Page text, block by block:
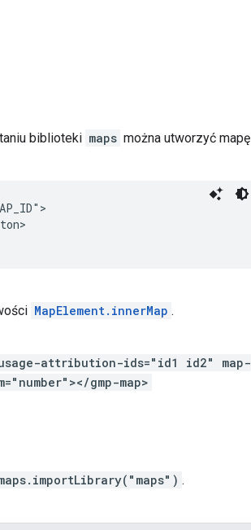
biblioteki maps można utworzyć mapę
MapElement.innerMap .
attribution-ids="id1 id2" map-
gmp-map>
.